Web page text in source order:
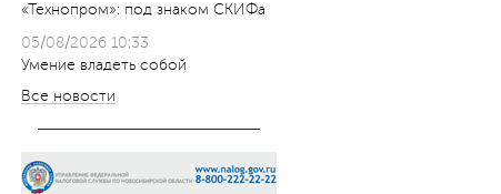
«Технопром»: под знаком СКИФа
05/08/2026 10:33
Умение владеть собой
Все новости